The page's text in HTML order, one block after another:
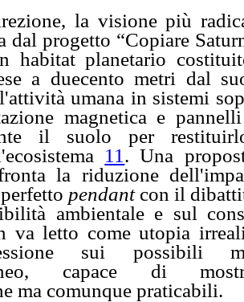
la visione più
dal progetto “Copiare
habitat planetario
a duecento metri dal
umana in sistemi
magnetica e
il suolo per
11 . Una
la riduzione
pendant con il
ambientale e sul
va letto come utopia
sui possibili
capace di
ma comunque praticabili.